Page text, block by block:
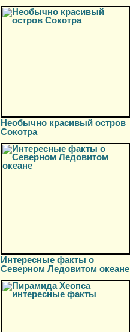
Необычно красивый остров
Сокотра
Интересные факты о
Северном Ледовитом океане